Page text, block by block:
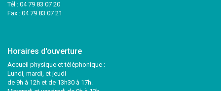
Tél : 04 79 83 07 20
Fax : 04 79 83 07 21
Horaires d'ouverture
Accueil physique et téléphonique :
Lundi, mardi, et jeudi
de 9h à 12h et de 13h30 à 17h.